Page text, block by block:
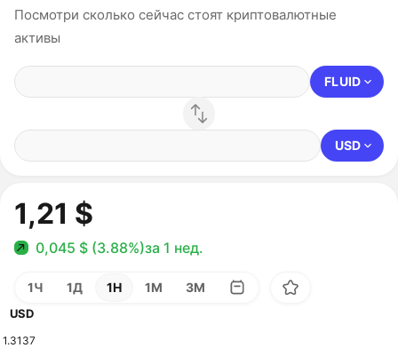
Посмотри сколько сейчас стоят криптовалютные
активы
FLUID
USD
1,21 $
0,045 $ (3.88%)за 1 нед.
1Ч 1Д 1Н 1М 3М
USD
1.3137